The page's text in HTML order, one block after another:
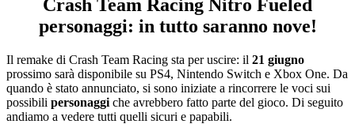
Crash Team Racing Nitro Fueled
personaggi: in tutto saranno nove!
Il remake di Crash Team Racing sta per uscire: il 21 giugno
prossimo sarà disponibile su PS4, Nintendo Switch e Xbox One. Da
quando è stato annunciato, si sono iniziate a rincorrere le voci sui
possibili personaggi che avrebbero fatto parte del gioco. Di seguito
andiamo a vedere tutti quelli sicuri e papabili.